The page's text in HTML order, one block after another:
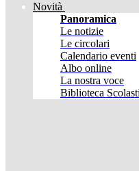
Novità
Panoramica
Le notizie
Le circolari
Calendario eventi
Albo online
La nostra voce
Biblioteca